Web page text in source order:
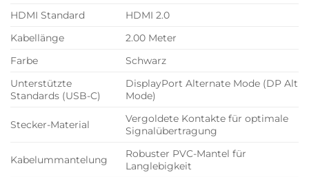
HDMI Standard
HDMI 2.0
Kabellänge
2.00 Meter
Farbe
Schwarz
Unterstützte
Standards (USB-C)
DisplayPort Alternate Mode (DP Alt
Mode)
Stecker-Material
Vergoldete Kontakte für optimale
Signalübertragung
Kabelummantelung
Robuster PVC-Mantel für
Langlebigkeit